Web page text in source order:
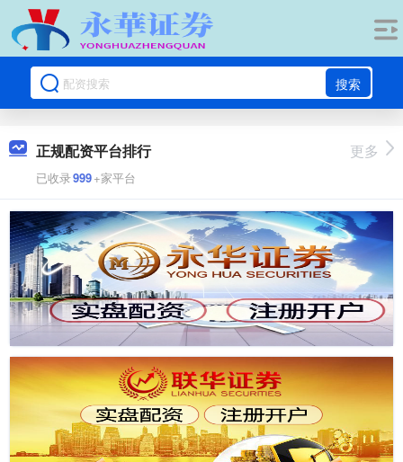
搜索
正规配资平台排行
已收录999+家平台
更多